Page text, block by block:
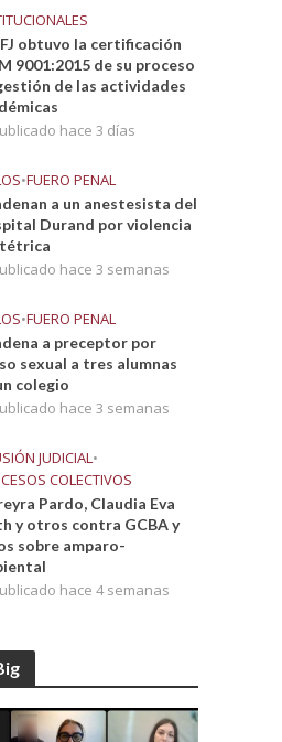
obtuvo la certificación
9001:2015 de su proceso
de las actividades
hace 3 días
•FUERO PENAL
a un anestesista del
Durand por violencia
hace 3 semanas
•FUERO PENAL
a preceptor por
sexual a tres alumnas
colegio
hace 3 semanas
JUDICIAL•
COLECTIVOS
Pardo, Claudia Eva
y otros contra GCBA y
sobre amparo-
hace 4 semanas